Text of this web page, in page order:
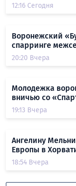
12:16 Сегодня
Воронежский
спарринге
20:20 Вчера
Молодежка
вничью со
19:13 Вчера
Ангелину
Европы в
18:54 Вчера